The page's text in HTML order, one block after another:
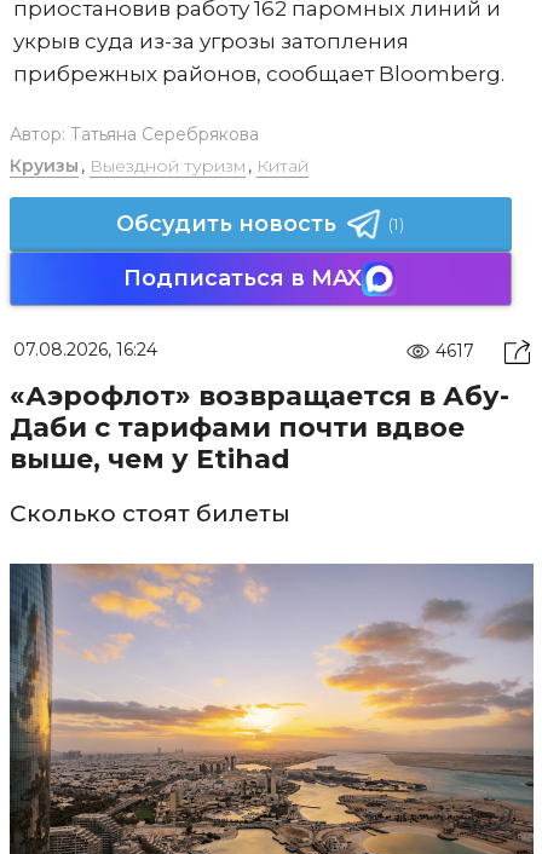
приостановив работу 162 паромных линий и
укрыв суда из-за угрозы затопления
прибрежных районов, сообщает Bloomberg.
Автор: Татьяна Серебрякова
Круизы , Выездной туризм , Китай
Обсудить новость (1)
Подписаться в MAX
07.08.2026, 16:24 4617
«Аэрофлот» возвращается в Абу-
Даби с тарифами почти вдвое
выше, чем у Etihad
Сколько стоят билеты